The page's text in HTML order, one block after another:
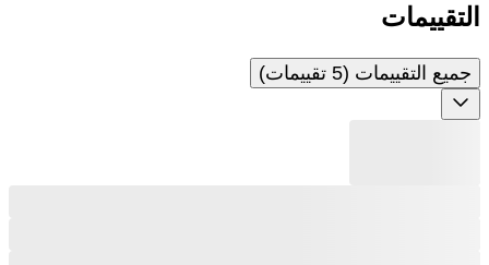
التقييمات
جميع التقييمات (5 تقييمات)